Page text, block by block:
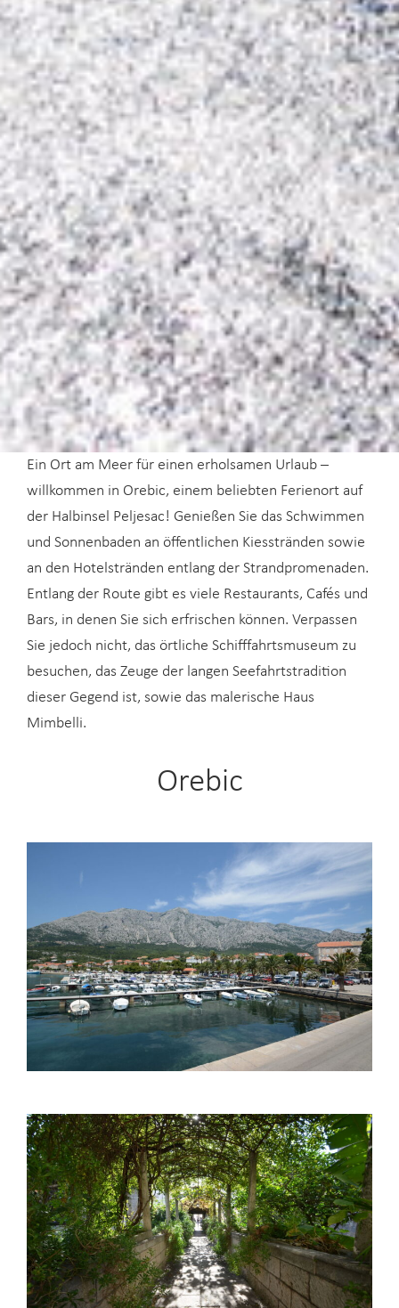
Ein Ort am Meer für einen erholsamen Urlaub –
willkommen in Orebic, einem beliebten Ferienort auf
der Halbinsel Peljesac! Genießen Sie das Schwimmen
und Sonnenbaden an öffentlichen Kiesstränden sowie
an den Hotelstränden entlang der Strandpromenaden.
Entlang der Route gibt es viele Restaurants, Cafés und
Bars, in denen Sie sich erfrischen können. Verpassen
Sie jedoch nicht, das örtliche Schifffahrtsmuseum zu
besuchen, das Zeuge der langen Seefahrtstradition
dieser Gegend ist, sowie das malerische Haus
Mimbelli.
Orebic